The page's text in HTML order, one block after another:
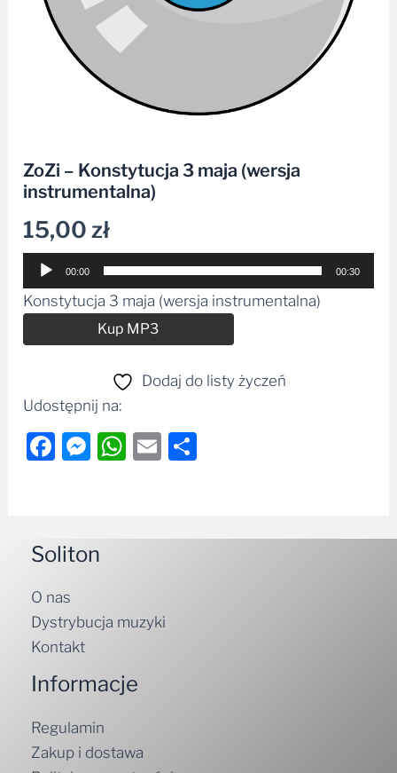
ZoZi – Konstytucja 3 maja (wersja
instrumentalna)
15,00zł
Odtwarzacz
plików
dźwiękowych
00:00 00:30
Konstytucja 3 maja (wersja instrumentalna)
Kup MP3
Dodaj do listy życzeń
Udostępnij na:
Facebook
Messenger
WhatsApp
Email
Soliton
O nas
Dystrybucja muzyki
Kontakt
Informacje
Regulamin
Zakup i dostawa